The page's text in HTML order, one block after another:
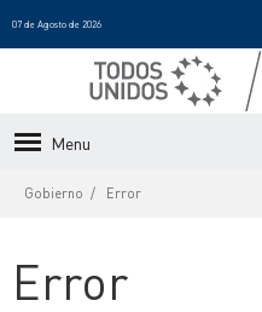
07 de Agosto de 2026
Menu
Gobierno Error
Error